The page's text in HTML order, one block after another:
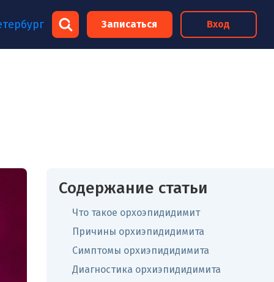
Записаться Вход
Содержание статьи
Что такое орхоэпидидимит
Причины орхиэпидидимита
Симптомы орхиэпидидимита
Диагностика орхиэпидидимита
×